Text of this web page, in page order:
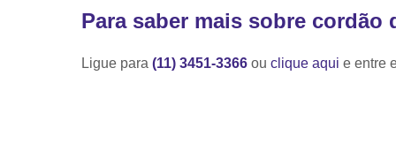
Para saber mais sobre cordão
Ligue para (11) 3451-3366 ou clique aqui e entre